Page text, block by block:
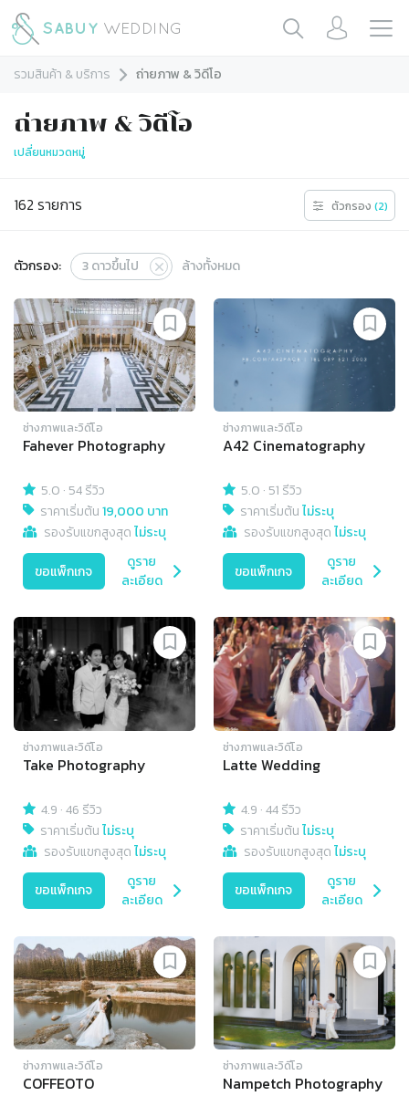
รวมสินค้า & บริการ ถ่ายภาพ & วิดีโอ
ถ่ายภาพ & วิดีโอ
เปลี่ยนหมวดหมู่
162 รายการ ตัวกรอง (2)
ตัวกรอง: 3ดาวขึ้นไป ล้างทั้งหมด
ช่างภาพและวิดีโอ
Fahever Photography
5.0 · 54 รีวิว
ราคาเริ่มต้น19,000 บาท
รองรับแขกสูงสุดไม่ระบุ
ขอแพ็กเกจ
ดูราย
ละเอียด
ช่างภาพและวิดีโอ
A42 Cinematography
5.0 · 51 รีวิว
ราคาเริ่มต้นไม่ระบุ
รองรับแขกสูงสุดไม่ระบุ
ขอแพ็กเกจ
ดูราย
ละเอียด
ช่างภาพและวิดีโอ
Take Photography
4.9 ·46 รีวิว
ราคาเริ่มต้นไม่ระบุ
รองรับแขกสูงสุดไม่ระบุ
ขอแพ็กเกจ
ดูราย
ละเอียด
ช่างภาพและวิดีโอ
Latte Wedding
4.9 ·44 รีวิว
ราคาเริ่มต้นไม่ระบุ
รองรับแขกสูงสุดไม่ระบุ
ขอแพ็กเกจ
ดูราย
ละเอียด
ช่างภาพและวิดีโอ
COFFEOTO
ช่างภาพและวิดีโอ
Nampetch Photography